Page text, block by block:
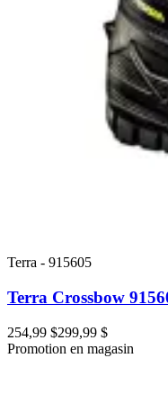
Terra - 915605
Terra Crossbow
254,99 $299,99 $
Promotion en magasin